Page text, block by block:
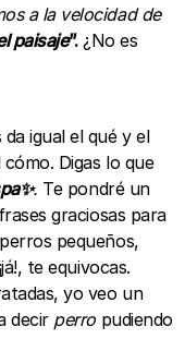
a la velocidad de
paisaje”.¿No es
igual el qué y el
Digas lo que
. Te pondré un
graciosas para
pequeños,
te equivocas.
yo veo un
decir perro pudiendo